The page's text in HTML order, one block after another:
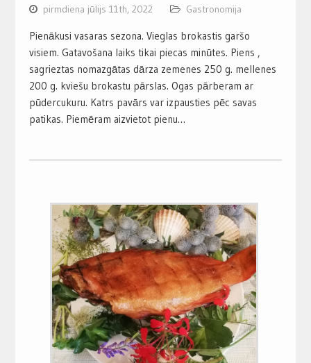
pirmdiena jūlijs 11th, 2022 Gastronomija
Pienākusi vasaras sezona. Vieglas brokastis garšo
visiem. Gatavošana laiks tikai piecas minūtes. Piens ,
sagrieztas nomazgātas dārza zemenes 250 g. mellenes
200 g. kviešu brokastu pārslas. Ogas pārberam ar
pūdercukuru. Katrs pavārs var izpausties pēc savas
patikas. Piemēram aizvietot pienu…